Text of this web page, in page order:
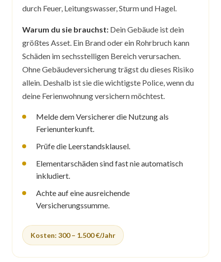
durch Feuer, Leitungswasser, Sturm und Hagel.
Warum du sie brauchst: Dein Gebäude ist dein
größtes Asset. Ein Brand oder ein Rohrbruch kann
Schäden im sechsstelligen Bereich verursachen.
Ohne Gebäudeversicherung trägst du dieses Risiko
allein. Deshalb ist sie die wichtigste Police, wenn du
deine Ferienwohnung versichern möchtest.
Melde dem Versicherer die Nutzung als
Ferienunterkunft.
Prüfe die Leerstandsklausel.
Elementarschäden sind fast nie automatisch
inkludiert.
Achte auf eine ausreichende
Versicherungssumme.
Kosten: 300 – 1.500 €/Jahr